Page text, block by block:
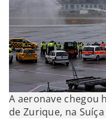
A aeronave chegou
de Zurique, na